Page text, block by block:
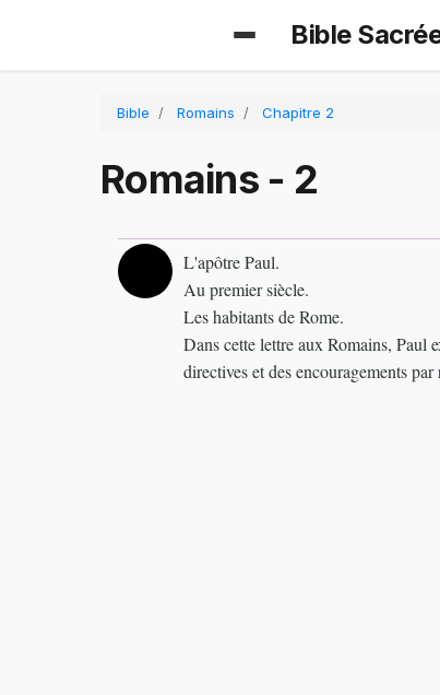
Bible
Bible Romains Chapitre 2
Romains - 2
L'apôtre Paul.
Au premier siècle.
Les habitants de Rome.
Dans cette lettre aux Romains, Paul
directives et des encouragements